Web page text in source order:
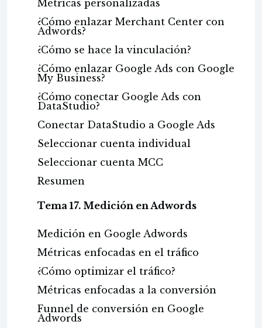
Métricas personalizadas
¿Cómo enlazar Merchant Center con
Adwords?
¿Cómo se hace la vinculación?
¿Cómo enlazar Google Ads con Google
My Business?
¿Cómo conectar Google Ads con
DataStudio?
Conectar DataStudio a Google Ads
Seleccionar cuenta individual
Seleccionar cuenta MCC
Resumen
Tema 17. Medición en Adwords
Medición en Google Adwords
Métricas enfocadas en el tráfico
¿Cómo optimizar el tráfico?
Métricas enfocadas a la conversión
Funnel de conversión en Google
Adwords